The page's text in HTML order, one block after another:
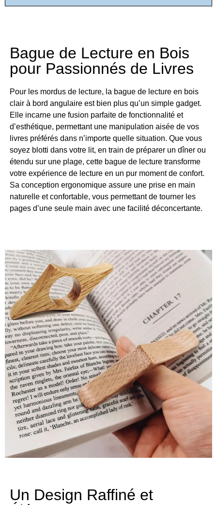
Bague de Lecture en Bois
pour Passionnés de Livres
Pour les mordus de lecture, la bague de lecture en bois
clair à bord angulaire est bien plus qu’un simple gadget.
Elle incarne une fusion parfaite de fonctionnalité et
d’esthétique, permettant une manipulation aisée de vos
livres préférés dans n’importe quelle situation. Que vous
soyez blotti dans votre lit, en train de préparer un dîner ou
étendu sur une plage, cette bague de lecture transforme
votre expérience de lecture en un pur moment de confort.
Sa conception ergonomique assure une prise en main
naturelle et confortable, vous permettant de tourner les
pages d’une seule main avec une facilité déconcertante.
Un Design Raffiné et